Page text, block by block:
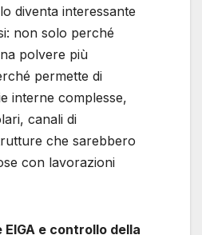
diventa interessante
non solo perché
polvere più
permette di
interne complesse,
canali di
che sarebbero
con lavorazioni
e controllo della